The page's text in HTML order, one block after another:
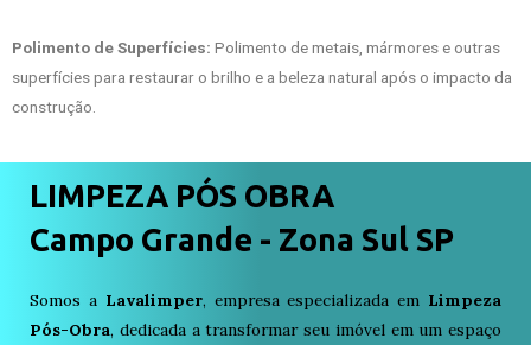
Polimento de Superfícies: Polimento de metais, mármores e outras
superfícies para restaurar o brilho e a beleza natural após o impacto da
construção.
LIMPEZA PÓS OBRA
Campo Grande - Zona Sul SP
Somos a Lavalimper, empresa especializada em Limpeza
Pós-Obra, dedicada a transformar seu imóvel em um espaço